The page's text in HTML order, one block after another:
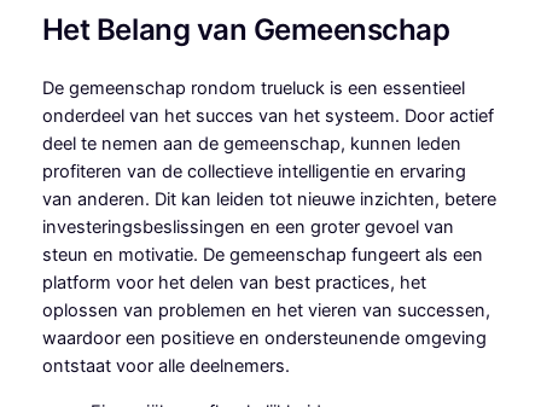
Het Belang van Gemeenschap
De gemeenschap rondom trueluck is een essentieel
onderdeel van het succes van het systeem. Door actief
deel te nemen aan de gemeenschap, kunnen leden
profiteren van de collectieve intelligentie en ervaring
van anderen. Dit kan leiden tot nieuwe inzichten, betere
investeringsbeslissingen en een groter gevoel van
steun en motivatie. De gemeenschap fungeert als een
platform voor het delen van best practices, het
oplossen van problemen en het vieren van successen,
waardoor een positieve en ondersteunende omgeving
ontstaat voor alle deelnemers.